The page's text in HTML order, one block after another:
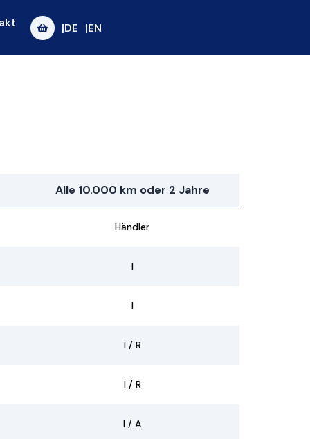
|DE |EN
Alle 10.000 km oder 2 Jahre
Händler
I
I
I / R
I / R
I / A